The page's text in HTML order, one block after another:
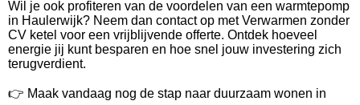
Wil je ook profiteren van de voordelen van een warmtepomp
in Haulerwijk? Neem dan contact op met Verwarmen zonder
CV ketel voor een vrijblijvende offerte. Ontdek hoeveel
energie jij kunt besparen en hoe snel jouw investering zich
terugverdient.
👉 Maak vandaag nog de stap naar duurzaam wonen in